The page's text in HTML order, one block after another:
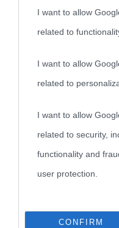
I want to allow
related to
I want to allow
related to
I want to allow
related to security,
functionality and
user protection.
CONFIRM
Biografie di
Biografie più
visitate
Indice dei nomi
Categorie